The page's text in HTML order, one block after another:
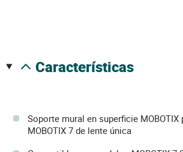
características
Soporte mural en superficie MOBOTIX
MOBOTIX 7 de lente única